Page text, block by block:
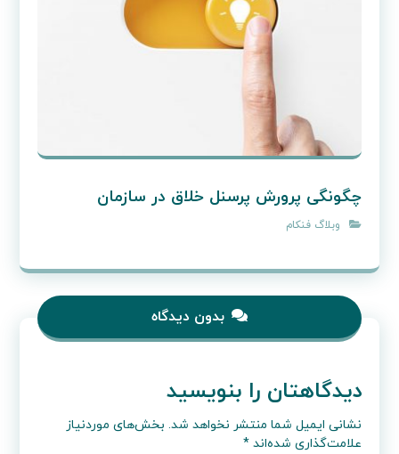
چگونگی پرورش پرسنل خلاق در سازمان
وبلاگ فنکام
بدون دیدگاه
دیدگاهتان را بنویسید
نشانی ایمیل شما منتشر نخواهد شد. بخش‌های موردنیاز
علامت‌گذاری شده‌اند*